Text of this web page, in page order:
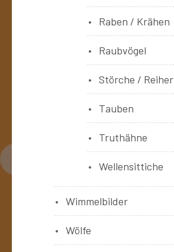
Raben / Krähen
Raubvögel
Störche / Reiher
Tauben
Truthähne
Wellensittiche
Wimmelbilder
Wölfe